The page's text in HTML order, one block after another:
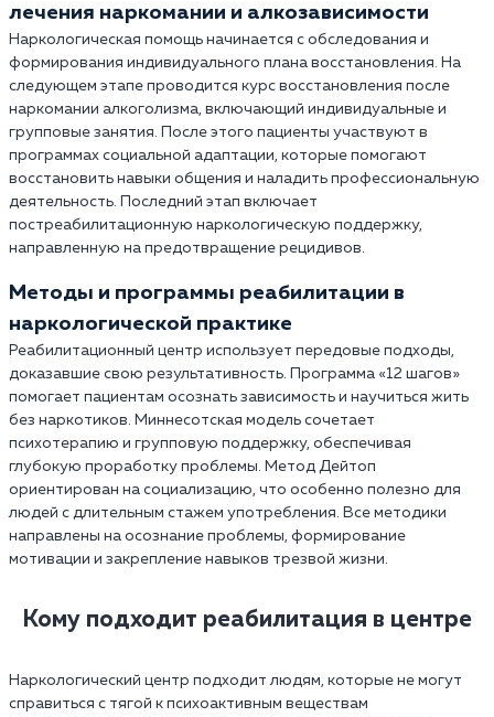
лечения наркомании и алкозависимости
Наркологическая помощь начинается с обследования и
формирования индивидуального плана восстановления. На
следующем этапе проводится курс восстановления после
наркомании алкоголизма, включающий индивидуальные и
групповые занятия. После этого пациенты участвуют в
программах социальной адаптации, которые помогают
восстановить навыки общения и наладить профессиональную
деятельность. Последний этап включает
постреабилитационную наркологическую поддержку,
направленную на предотвращение рецидивов.
Методы и программы реабилитации в
наркологической практике
Реабилитационный центр использует передовые подходы,
доказавшие свою результативность. Программа «12 шагов»
помогает пациентам осознать зависимость и научиться жить
без наркотиков. Миннесотская модель сочетает
психотерапию и групповую поддержку, обеспечивая
глубокую проработку проблемы. Метод Дейтоп
ориентирован на социализацию, что особенно полезно для
людей с длительным стажем употребления. Все методики
направлены на осознание проблемы, формирование
мотивации и закрепление навыков трезвой жизни.
Кому подходит реабилитация в центре
Наркологический центр подходит людям, которые не могут
справиться с тягой к психоактивным веществам